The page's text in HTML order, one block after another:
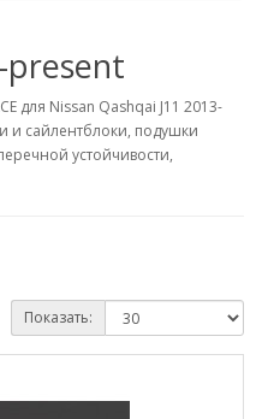
present
для Nissan Qashqai J11 2013-
и сайлентблоки, подушки
устойчивости,
Показать: